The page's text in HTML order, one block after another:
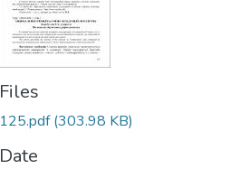
Files
125.pdf(303.98 KB)
Date